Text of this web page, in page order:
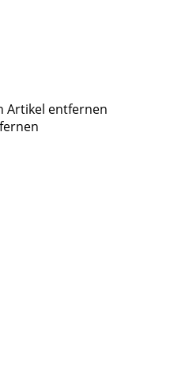
Artikel entfernen